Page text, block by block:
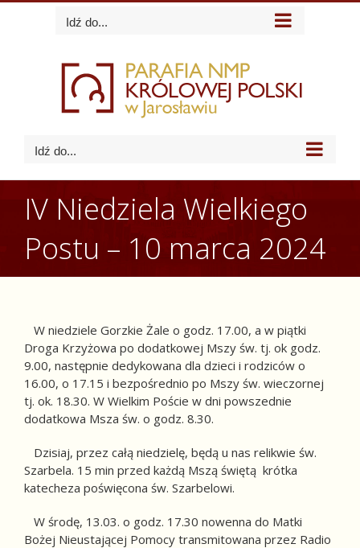
Idź do...
Idź do...
IV Niedziela Wielkiego
Postu – 10 marca 2024
W niedziele Gorzkie Żale o godz. 17.00, a w piątki
Droga Krzyżowa po dodatkowej Mszy św. tj. ok godz.
9.00, następnie dedykowana dla dzieci i rodziców o
16.00, o 17.15 i bezpośrednio po Mszy św. wieczornej
tj. ok. 18.30. W Wielkim Poście w dni powszednie
dodatkowa Msza św. o godz. 8.30.
Dzisiaj, przez całą niedzielę, będą u nas relikwie św.
Szarbela. 15 min przed każdą Mszą świętą krótka
katecheza poświęcona św. Szarbelowi.
W środę, 13.03. o godz. 17.30 nowenna do Matki
Bożej Nieustającej Pomocy transmitowana przez Radio